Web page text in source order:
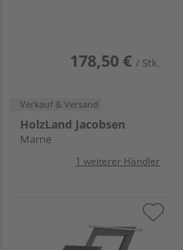
178,50 € / Stk.
Verkauf & Versand
HolzLand Jacobsen
Marne
1 weiterer Händler